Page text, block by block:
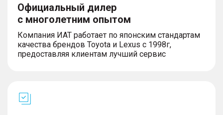
Официальный дилер
с многолетним опытом
Компания ИАТ работает по японским стандартам
качества брендов Toyota и Lexus с 1998г,
предоставляя клиентам лучший сервис